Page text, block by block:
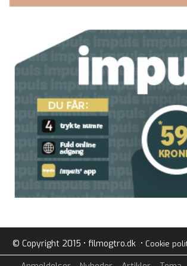
© Copyright 2015 • filmogtro.dk • Cookie